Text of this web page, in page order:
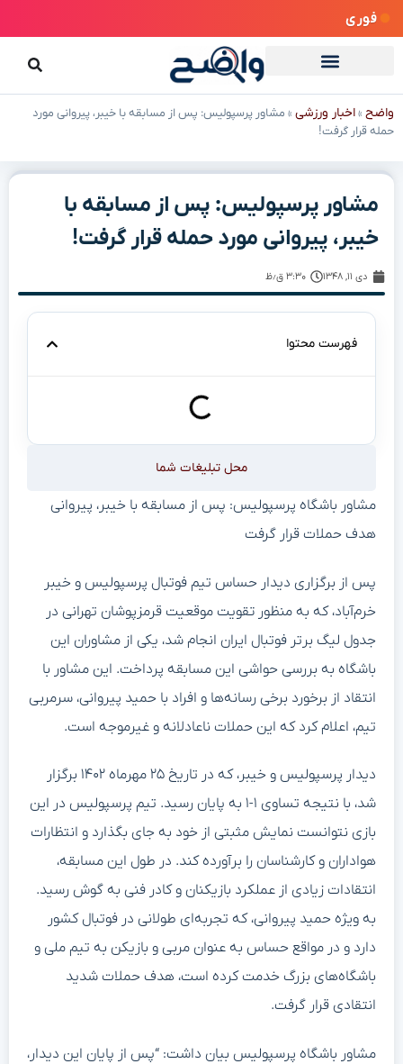
فوری
واضح »اخبار ورزشی » مشاور پرسپولیس: پس از مسابقه با خیبر، پیروانی مورد
حمله قرار گرفت!
مشاور پرسپولیس: پس از مسابقه با
خیبر، پیروانی مورد حمله قرار گرفت!
دی ۱۱, ۱۳۴۸ ۳:۳۰ ق٫ظ
فهرست محتوا
محل تبلیغات شما
مشاور باشگاه پرسپولیس: پس از مسابقه با خیبر، پیروانی
هدف حملات قرار گرفت
پس از برگزاری دیدار حساس تیم فوتبال پرسپولیس و خیبر
خرم‌آباد، که به منظور تقویت موقعیت قرمزپوشان تهرانی در
جدول لیگ برتر فوتبال ایران انجام شد، یکی از مشاوران این
باشگاه به بررسی حواشی این مسابقه پرداخت. این مشاور با
انتقاد از برخورد برخی رسانه‌ها و افراد با حمید پیروانی، سرمربی
تیم، اعلام کرد که این حملات ناعادلانه و غیرموجه است.
دیدار پرسپولیس و خیبر، که در تاریخ ۲۵ مهرماه ۱۴۰۲ برگزار
شد، با نتیجه تساوی ۱-۱ به پایان رسید. تیم پرسپولیس در این
بازی نتوانست نمایش مثبتی از خود به جای بگذارد و انتظارات
هواداران و کارشناسان را برآورده کند. در طول این مسابقه،
انتقادات زیادی از عملکرد بازیکنان و کادر فنی به گوش رسید.
به ویژه حمید پیروانی، که تجربه‌ای طولانی در فوتبال کشور
دارد و در مواقع حساس به عنوان مربی و بازیکن به تیم ملی و
باشگاه‌های بزرگ خدمت کرده است، هدف حملات شدید
انتقادی قرار گرفت.
مشاور باشگاه پرسپولیس بیان داشت: “پس از پایان این دیدار،